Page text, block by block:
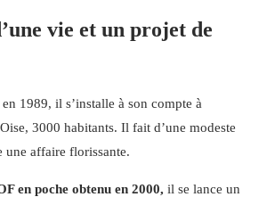
vie et un projet de
1989, il s’installe à son compte à
3000 habitants. Il fait d’une modeste
une affaire florissante.
en poche obtenu en 2000, il se lance un